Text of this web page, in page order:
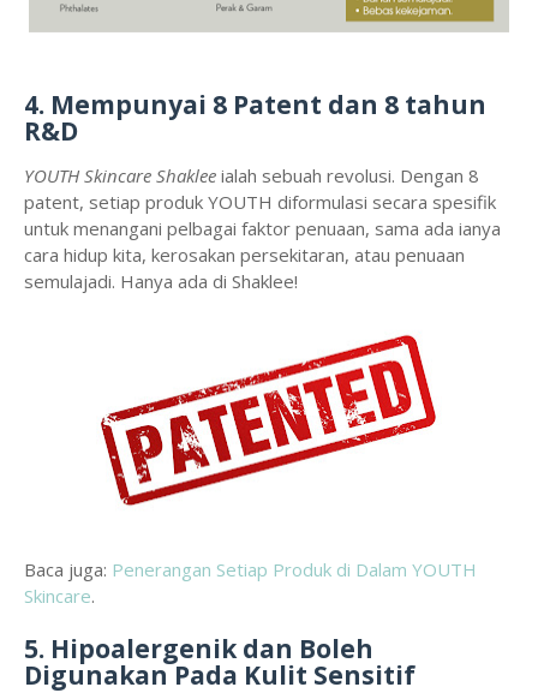
4. Mempunyai 8 Patent dan 8 tahun
R&D
YOUTH Skincare Shaklee ialah sebuah revolusi. Dengan 8
patent, setiap produk YOUTH diformulasi secara spesifik
untuk menangani pelbagai faktor penuaan, sama ada ianya
cara hidup kita, kerosakan persekitaran, atau penuaan
semulajadi. Hanya ada di Shaklee!
Baca juga: Penerangan Setiap Produk di Dalam YOUTH
Skincare.
5. Hipoalergenik dan Boleh
Digunakan Pada Kulit Sensitif